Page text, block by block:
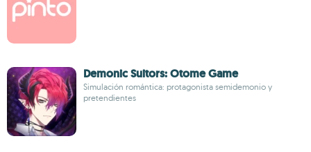
Demonic Suitors: Otome Game
Simulación romántica: protagonista semidemonio y
pretendientes